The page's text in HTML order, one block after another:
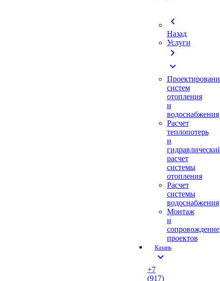
chevron_left
Назад
Услуги
chevron_right
expand_more
систем
отопления
и
водоснабжения
Расчет
теплопотерь
и
расчет
системы
отопления
Расчет
системы
водоснабжения
Монтаж
и
сопровождение
проектов
Казань
expand_more
+7
(917)